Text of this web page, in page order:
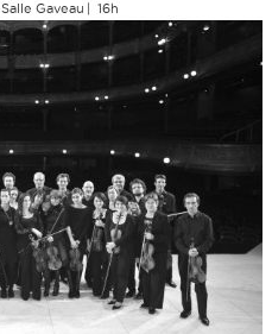
Salle Gaveau 16h